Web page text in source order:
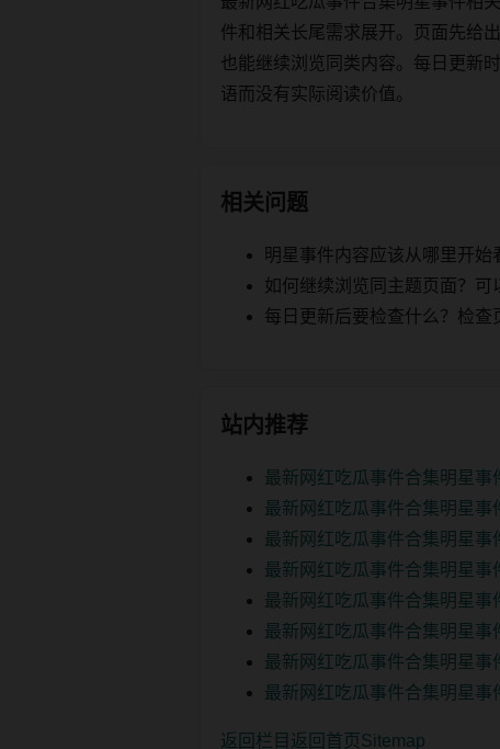
件和相关长尾需求展开。页面先给
也能继续浏览同类内容。每日更新
语而没有实际阅读价值。
相关问题
明星事件内容应该从哪里开始
如何继续浏览同主题页面？可
每日更新后要检查什么？检查
站内推荐
最新网红吃瓜事件合集明星事
最新网红吃瓜事件合集明星事
最新网红吃瓜事件合集明星事
最新网红吃瓜事件合集明星事
最新网红吃瓜事件合集明星事
最新网红吃瓜事件合集明星事
最新网红吃瓜事件合集明星事
最新网红吃瓜事件合集明星事
返回栏目 返回首页 Sitemap